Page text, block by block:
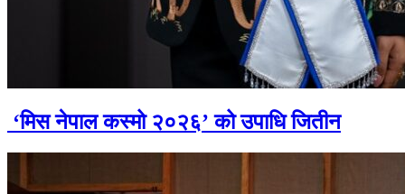
‘मिस नेपाल कस्मो २०२६’ को उपाधि जितीन